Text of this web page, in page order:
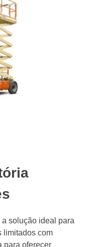
solução ideal para
limitados com
para oferecer